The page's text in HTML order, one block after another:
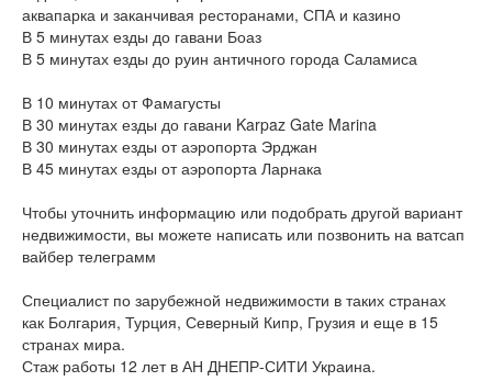
аквапарка и заканчивая ресторанами, СПА и казино
В 5 минутах езды до гавани Боаз
В 5 минутах езды до руин античного города Саламиса
В 10 минутах от Фамагусты
В 30 минутах езды до гавани Karpaz Gate Marina
В 30 минутах езды от аэропорта Эрджан
В 45 минутах езды от аэропорта Ларнака
Чтобы уточнить информацию или подобрать другой вариант
недвижимости, вы можете написать или позвонить на ватсап
вайбер телеграмм
Специалист по зарубежной недвижимости в таких странах
как Болгария, Турция, Северный Кипр, Грузия и еще в 15
странах мира.
Стаж работы 12 лет в АН ДНЕПР-СИТИ Украина.